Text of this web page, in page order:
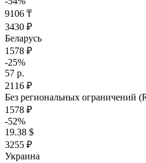
9106 ₸
3430 ₽
Беларусь
1578 ₽
-25%
57 р.
2116 ₽
Без региональных ограничений
1578 ₽
-52%
19.38 $
3255 ₽
Украина